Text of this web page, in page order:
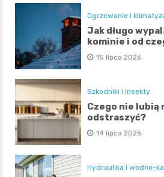
Ogrzewanie i
Jak długo
kominie i od
15 lipca 2026
Szkodniki i insekty
Czego nie lubią
odstraszyć?
14 lipca 2026
Hydraulika i wodno-